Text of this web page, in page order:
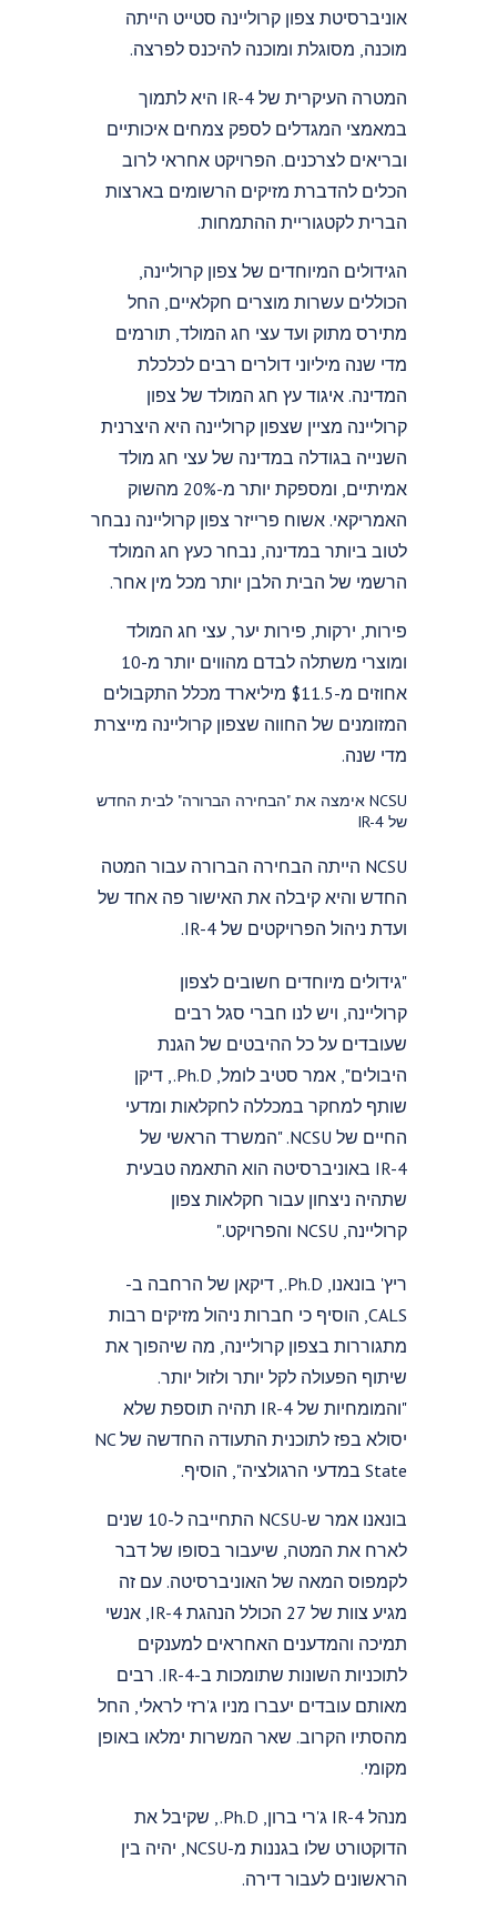
אוניברסיטת צפון קרוליינה סטייט הייתה
מוכנה, מסוגלת ומוכנה להיכנס לפרצה.
המטרה העיקרית של IR-4 היא לתמוך
במאמצי המגדלים לספק צמחים איכותיים
ובריאים לצרכנים. הפרויקט אחראי לרוב
הכלים להדברת מזיקים הרשומים בארצות
הברית לקטגוריית ההתמחות.
הגידולים המיוחדים של צפון קרוליינה,
הכוללים עשרות מוצרים חקלאיים, החל
מתירס מתוק ועד עצי חג המולד, תורמים
מדי שנה מיליוני דולרים רבים לכלכלת
המדינה. איגוד עץ חג המולד של צפון
קרוליינה מציין שצפון קרוליינה היא היצרנית
השנייה בגודלה במדינה של עצי חג מולד
אמיתיים, ומספקת יותר מ-20% מהשוק
האמריקאי. אשוח פרייזר צפון קרוליינה נבחר
לטוב ביותר במדינה, נבחר כעץ חג המולד
הרשמי של הבית הלבן יותר מכל מין אחר.
פירות, ירקות, פירות יער, עצי חג המולד
ומוצרי משתלה לבדם מהווים יותר מ-10
אחוזים מ-$11.5 מיליארד מכלל התקבולים
המזומנים של החווה שצפון קרוליינה מייצרת
מדי שנה.
NCSU אימצה את "הבחירה הברורה" לבית החדש
של IR-4
NCSU הייתה הבחירה הברורה עבור המטה
החדש והיא קיבלה את האישור פה אחד של
ועדת ניהול הפרויקטים של IR-4.
"גידולים מיוחדים חשובים לצפון
קרוליינה, ויש לנו חברי סגל רבים
שעובדים על כל ההיבטים של הגנת
היבולים", אמר סטיב לומל, Ph.D., דיקן
שותף למחקר במכללה לחקלאות ומדעי
החיים של NCSU. "המשרד הראשי של
IR-4 באוניברסיטה הוא התאמה טבעית
שתהיה ניצחון עבור חקלאות צפון
קרוליינה, NCSU והפרויקט."
ריץ' בונאנו, Ph.D., דיקאן של הרחבה ב-
CALS, הוסיף כי חברות ניהול מזיקים רבות
מתגוררות בצפון קרוליינה, מה שיהפוך את
שיתוף הפעולה לקל יותר ולזול יותר.
"והמומחיות של IR-4 תהיה תוספת שלא
יסולא בפז לתוכנית התעודה החדשה של NC
State במדעי הרגולציה", הוסיף.
בונאנו אמר ש-NCSU התחייבה ל-10 שנים
לארח את המטה, שיעבור בסופו של דבר
לקמפוס המאה של האוניברסיטה. עם זה
מגיע צוות של 27 הכולל הנהגת IR-4, אנשי
תמיכה והמדענים האחראים למענקים
לתוכניות השונות שתומכות ב-IR-4. רבים
מאותם עובדים יעברו מניו ג'רזי לראלי, החל
מהסתיו הקרוב. שאר המשרות ימלאו באופן
מקומי.
מנהל IR-4 ג'רי ברון, Ph.D., שקיבל את
הדוקטורט שלו בגננות מ-NCSU, יהיה בין
הראשונים לעבור דירה.